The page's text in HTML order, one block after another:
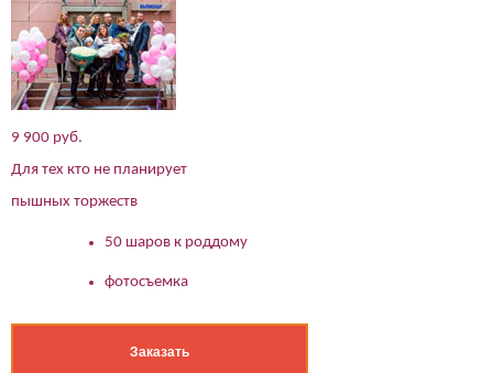
9 900 руб.
Для тех кто не планирует
пышных торжеств
50 шаров к роддому
фотосъемка
Заказать